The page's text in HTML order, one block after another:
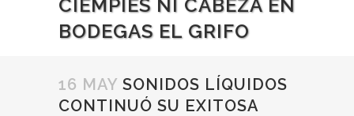
CIEMPIÉS NI CABEZA EN
BODEGAS EL GRIFO
16 MAY SONIDOS LÍQUIDOS
CONTINUÓ SU EXITOSA